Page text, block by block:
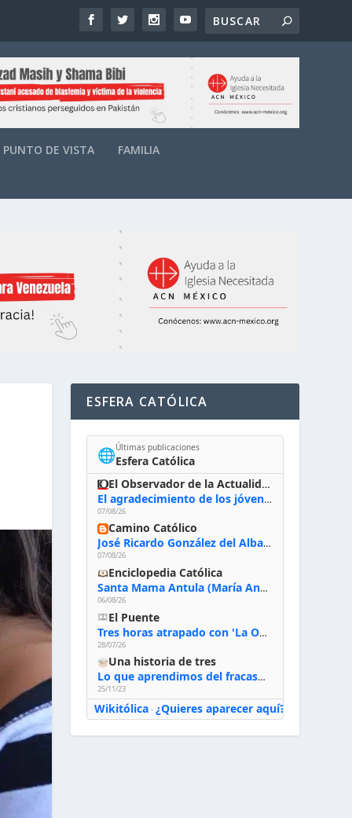
PUNTO DE VISTA FAMILIA
ESFERA CATÓLICA
🌐Últimas publicaciones
Esfera Católica
El Observador de la Actualidad
El agradecimiento de los jóvenes al Papa: «Hoy nos sentimos Iglesia»
07/08/26
Camino Católico
José Ricardo González del Alba, artista sacro: «Yo oro, hablo con Dios, le pido al Espíritu Santo su inspiración y siempre pinto rezando el rosario para que sea Él quien actúe a través de mis manos»
07/08/26
Enciclopedia Católica
Santa Mama Antula (María Antonia de Paz y Figueroa)
06/08/26
El Puente
Tres horas atrapado con 'La Odisea' de Nolan
28/07/26
Una historia de tres
Lo que aprendimos del fracaso al emprender
25/11/23
Wikitólica· ¿Quieres aparecer aquí?